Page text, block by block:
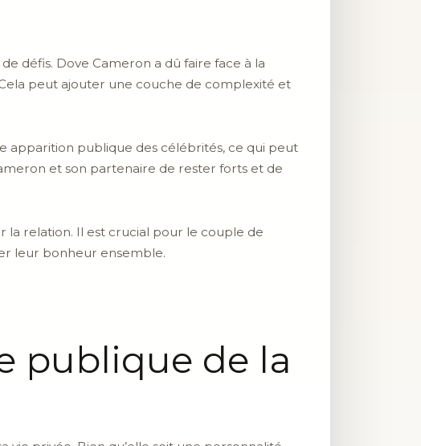
défis. Dove Cameron a dû faire face à la
peut ajouter une couche de complexité et
apparition publique des célébrités, ce qui peut
et son partenaire de rester forts et de
la relation. Il est crucial pour le couple de
leur bonheur ensemble.
publique de la